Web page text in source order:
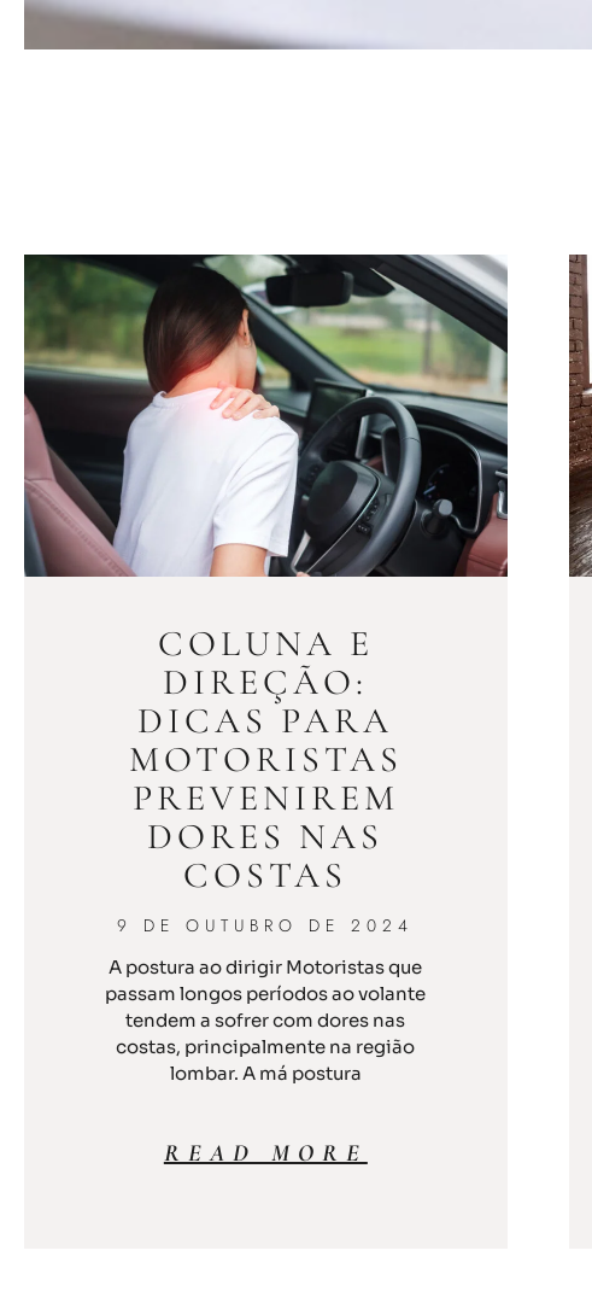
COLUNA E
DIREÇÃO:
DICAS PARA
MOTORISTAS
PREVENIREM
DORES NAS
COSTAS
9 DE OUTUBRO DE 2024
A postura ao dirigir Motoristas que
passam longos períodos ao volante
tendem a sofrer com dores nas
costas, principalmente na região
lombar. A má postura
READ MORE